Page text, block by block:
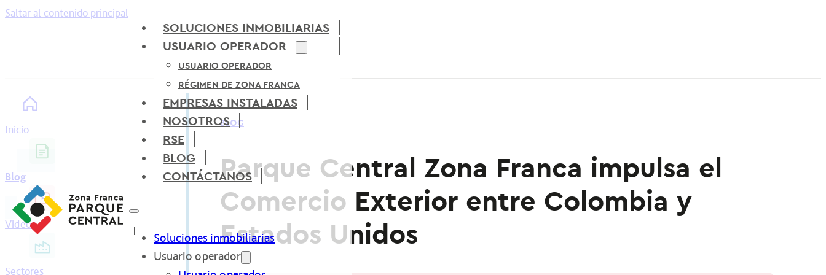
Saltar al contenido principal
SOLUCIONES INMOBILIARIAS
USUARIO OPERADOR
USUARIO OPERADOR
RÉGIMEN DE ZONA FRANCA
EMPRESAS INSTALADAS
NOSOTROS
RSE
BLOG
CONTÁCTANOS
Soluciones inmobiliarias
Usuario operador
Inicio
Blog
Videos
Sectores
BLOG
Parque Central Zona Franca impulsa el
Comercio Exterior entre Colombia y
Estados Unidos